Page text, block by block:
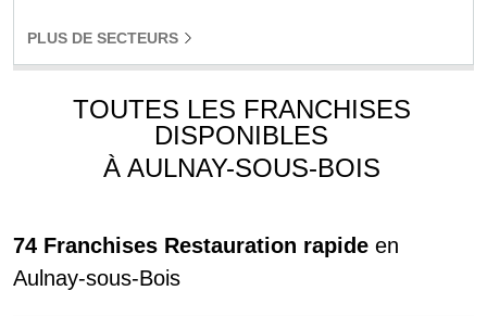
PLUS DE SECTEURS
TOUTES LES FRANCHISES
DISPONIBLES
À AULNAY-SOUS-BOIS
74 Franchises Restauration rapide en
Aulnay-sous-Bois